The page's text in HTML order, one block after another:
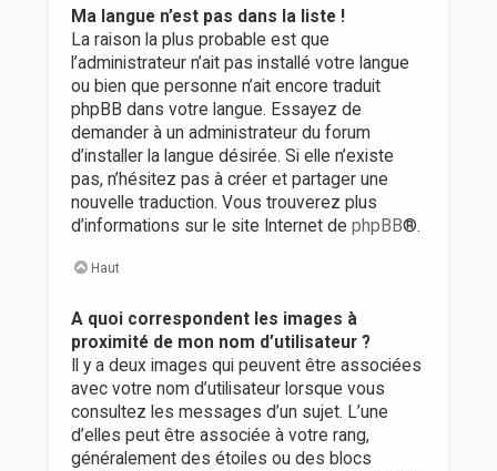
Ma langue n’est pas dans la liste !
La raison la plus probable est que
l’administrateur n’ait pas installé votre langue
ou bien que personne n’ait encore traduit
phpBB dans votre langue. Essayez de
demander à un administrateur du forum
d’installer la langue désirée. Si elle n’existe
pas, n’hésitez pas à créer et partager une
nouvelle traduction. Vous trouverez plus
d’informations sur le site Internet de phpBB®.
Haut
A quoi correspondent les images à
proximité de mon nom d’utilisateur ?
Il y a deux images qui peuvent être associées
avec votre nom d’utilisateur lorsque vous
consultez les messages d’un sujet. L’une
d’elles peut être associée à votre rang,
généralement des étoiles ou des blocs